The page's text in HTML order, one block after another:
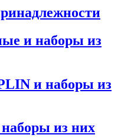
и наборы из
и наборы из
из них